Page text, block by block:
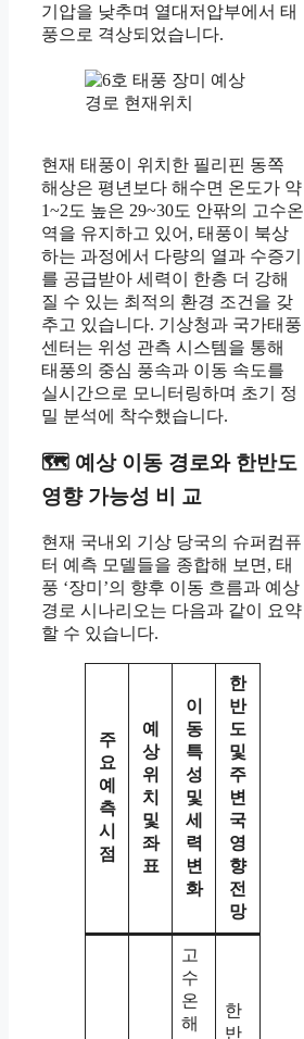
기압을 낮추며 열대저압부에서 태
풍으로 격상되었습니다.
현재 태풍이 위치한 필리핀 동쪽
해상은 평년보다 해수면 온도가 약
1~2도 높은 29~30도 안팎의 고수온
역을 유지하고 있어, 태풍이 북상
하는 과정에서 다량의 열과 수증기
를 공급받아 세력이 한층 더 강해
질 수 있는 최적의 환경 조건을 갖
추고 있습니다. 기상청과 국가태풍
센터는 위성 관측 시스템을 통해
태풍의 중심 풍속과 이동 속도를
실시간으로 모니터링하며 초기 정
밀 분석에 착수했습니다.
🗺️ 예상 이동 경로와 한반도
영향 가능성 비 교
현재 국내외 기상 당국의 슈퍼컴퓨
터 예측 모델들을 종합해 보면, 태
풍 ‘장미’의 향후 이동 흐름과 예상
경로 시나리오는 다음과 같이 요약
할 수 있습니다.
주
요
예
측
시
점
예
상
위
치
및
좌
표
이
동
특
성
및
세
력
변
화
한
반
도
및
주
변
국
영
향
전
망
고
수
온
해
한
반